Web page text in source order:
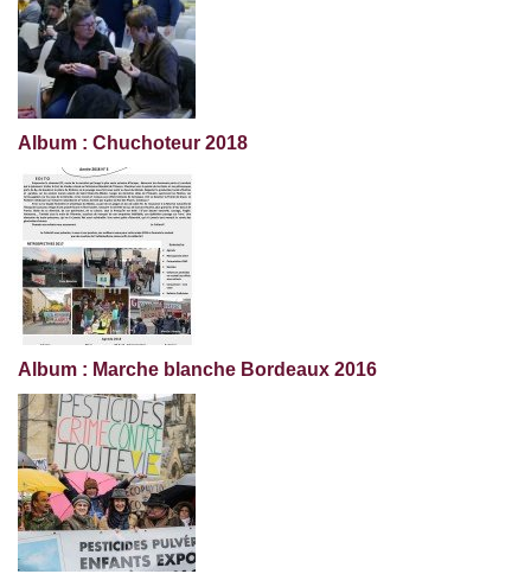
Album : Chuchoteur 2018
Album : Marche blanche Bordeaux 2016